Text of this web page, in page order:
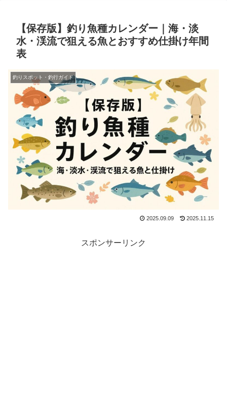
【保存版】釣り魚種カレンダー｜海・淡
水・渓流で狙える魚とおすすめ仕掛け年間
表
釣りスポット・釣行ガイド
2025.09.09 2025.11.15
スポンサーリンク